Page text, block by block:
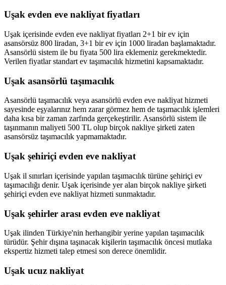
Uşak evden eve nakliyat fiyatları
Uşak içerisinde evden eve nakliyat fiyatları 2+1 bir ev için
asansörsüz 800 liradan, 3+1 bir ev için 1000 liradan başlamaktadır.
Asansörlü sistem ile bu fiyata 500 lira eklemeniz gerekmektedir.
Verilen fiyatlar standart ev taşımacılık hizmetini kapsamaktadır.
Uşak asansörlü taşımacılık
Asansörlü taşımacılık veya asansörlü evden eve nakliyat hizmeti
sayesinde eşyalarınız hem zarar görmez hem de taşımacılık işlemleri
daha kısa bir zaman zarfında gerçekeştirilir. Asansörlü sistem ile
taşınmanın maliyeti 500 TL olup birçok nakliye şirketi zaten
asansörsüz taşımacılık yapmamaktadır.
Uşak şehiriçi evden eve nakliyat
Uşak il sınırları içerisinde yapılan taşımacılık türüne şehiriçi ev
taşımacılığı denir. Uşak içerisinde yer alan birçok nakliye şirketi
şehiriçi evden eve nakliyat hizmeti sunmaktadır.
Uşak şehirler arası evden eve nakliyat
Uşak ilinden Türkiye'nin herhangibir yerine yapılan taşımacılık
türüdür. Şehir dışına taşınacak kişilerin taşımacılık öncesi mutlaka
ekspertiz hizmeti talep etmesi son derece önemlidir.
Uşak ucuz nakliyat